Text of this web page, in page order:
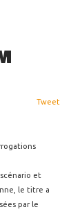
Tweet
et
le titre a
par le